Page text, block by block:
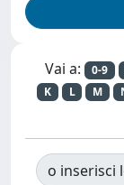
Vai a: 0-9
K
L M
o inserisci